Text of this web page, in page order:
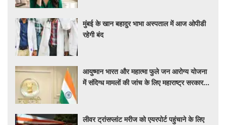
मुंबई के खान बहादुर भाभा अस्पताल में आज ओपीडी
रहेगी बंद
आयुष्मान भारत और महात्मा फुले जन आरोग्य योजना
में संदिग्ध मामलों की जांच के लिए महाराष्ट्र सरकार ने
लीवर ट्रांसप्लांट मरीज को एयरपोर्ट पहुंचाने के लिए